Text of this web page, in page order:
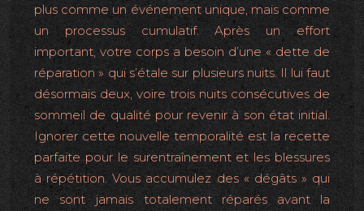
plus comme un événement unique, mais comme
un processus cumulatif. Après un effort
important, votre corps a besoin d’une « dette de
réparation » qui s’étale sur plusieurs nuits. Il lui faut
désormais deux, voire trois nuits consécutives de
sommeil de qualité pour revenir à son état initial.
Ignorer cette nouvelle temporalité est la recette
parfaite pour le surentraînement et les blessures
à répétition. Vous accumulez des « dégâts » qui
ne sont jamais totalement réparés avant la